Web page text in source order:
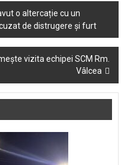
o altercație cu un
de distrugere și furt
vizita echipei SCM Rm.
Vâlcea